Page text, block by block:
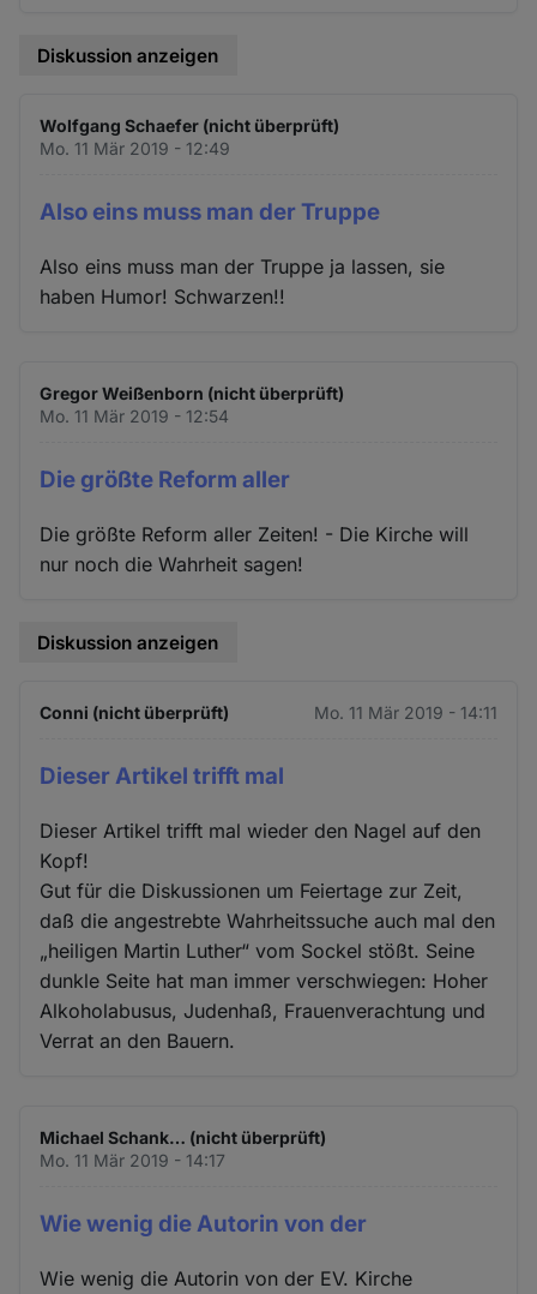
Diskussion anzeigen
Wolfgang Schaefer (nicht überprüft)
Mo. 11 Mär 2019 - 12:49
Also eins muss man der Truppe
Also eins muss man der Truppe ja lassen, sie
haben Humor! Schwarzen!!
Gregor Weißenborn (nicht überprüft)
Mo. 11 Mär 2019 - 12:54
Die größte Reform aller
Die größte Reform aller Zeiten! - Die Kirche will
nur noch die Wahrheit sagen!
Diskussion anzeigen
Conni (nicht überprüft) Mo. 11 Mär 2019 - 14:11
Dieser Artikel trifft mal
Dieser Artikel trifft mal wieder den Nagel auf den
Kopf!
Gut für die Diskussionen um Feiertage zur Zeit,
daß die angestrebte Wahrheitssuche auch mal den
„heiligen Martin Luther“ vom Sockel stößt. Seine
dunkle Seite hat man immer verschwiegen: Hoher
Alkoholabusus, Judenhaß, Frauenverachtung und
Verrat an den Bauern.
Michael Schank… (nicht überprüft)
Mo. 11 Mär 2019 - 14:17
Wie wenig die Autorin von der
Wie wenig die Autorin von der EV. Kirche